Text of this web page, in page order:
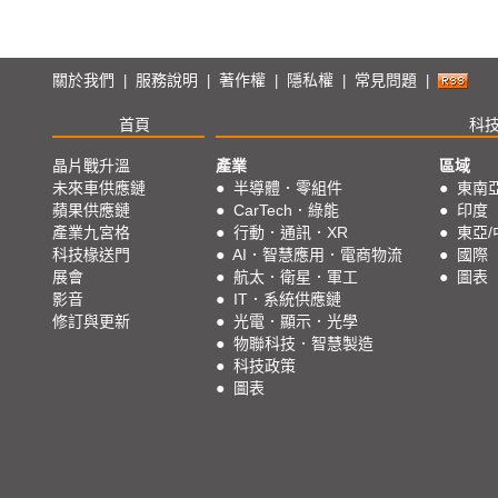
顯示科技與應用
智慧穿戴
行動裝置與應用
智慧製造
關於我們 服務說明 著作權 隱私權 常見問題
首頁 科
晶片戰升溫
未來車供應鏈
蘋果供應鏈
產業九宮格
科技椽送門
展會
影音
修訂與更新
產業
● 半導體．零組件
● CarTech．綠能
● 行動．通訊．XR
● AI．智慧應用．電商物流
● 航太．衛星．軍工
● IT．系統供應鏈
● 光電．顯示．光學
● 物聯科技．智慧製造
● 科技政策
●
圖表
區域
● 東南
● 印度
● 東亞/
●
國際
●
圖表